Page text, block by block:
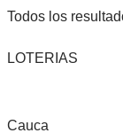
Todos los
LOTERIAS
Cauca